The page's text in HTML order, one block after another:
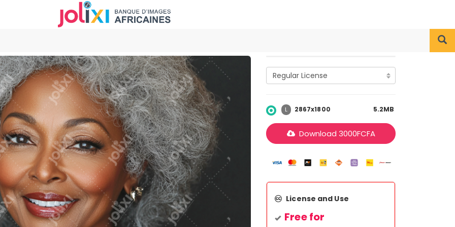
L 2867x1800 5.2MB
Download 3000FCFA
License and Use
Free for